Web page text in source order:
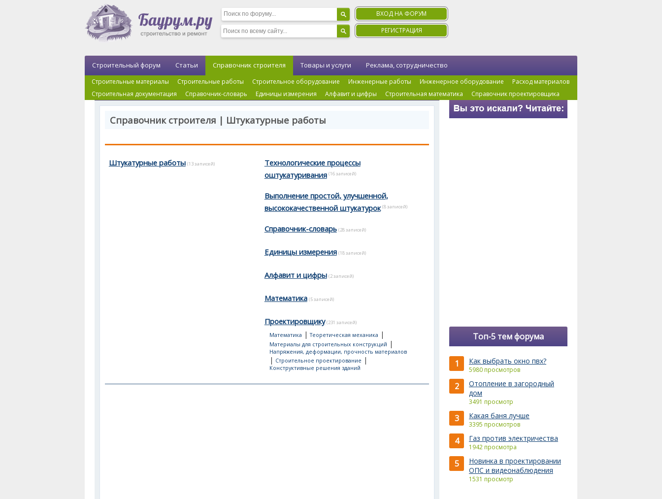
ВХОД НА ФОРУМ
РЕГИСТРАЦИЯ
Строительный форум Статьи Справочник строителя
Строительные материалы Строительные работы Строительное оборудование Инженерные работы Инженерное оборудование
Расход материалов
Строительная документация
Справочник-словарь Единицы измерения Алфавит и цифры Строительная математика Справочник проектировщика
Товары и услуги Реклама, сотрудничество
Справочник строителя | Штукатурные работы
Штукатурные работы (13 записей) Технологические процессы
оштукатуривания (16 записей)
Выполнение простой, улучшенной,
высококачественной штукатурок (8 записей)
Справочник-словарь (28 записей)
Единицы измерения (18 записей)
Алфавит и цифры (2 записей)
Математика (5 записей)
Проектировщику (231 записей)
Математика |Теоретическая механика |
Материалы для строительных конструкций |
Напряжения, деформации, прочность материалов
| Строительное проектирование |
Конструктивные решения зданий
Топ-5 тем форума
1 Как выбрать окно пвх?
5980 просмотров
2
Отопление в загородный
дом
3491 просмотр
3 Какая баня лучше
3395 просмотров
4 Газ против электричества
1942 просмотра
5
Новинка в проектировании
ОПС и видеонаблюдения
1531 просмотр